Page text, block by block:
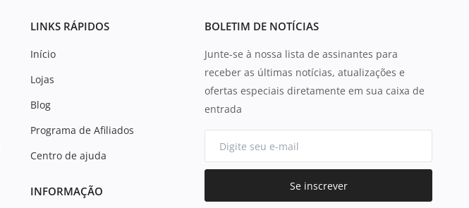
LINKS RÁPIDOS
Início
Lojas
Blog
Programa de Afiliados
Centro de ajuda
INFORMAÇÃO
BOLETIM DE NOTÍCIAS
Junte-se à nossa lista de assinantes para
receber as últimas notícias, atualizações e
ofertas especiais diretamente em sua caixa de
entrada
Se inscrever